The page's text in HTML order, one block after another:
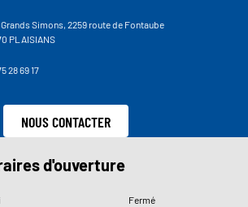
Simons, 2259 route de Fontaube
PLAISIANS
28 69 17
NOUS CONTACTER
d'ouverture
Fermé